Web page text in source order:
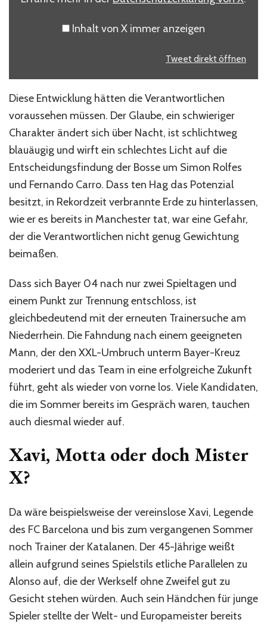
Inhalt von X immer anzeigen
Tweet direkt öffnen
Diese Entwicklung hätten die Verantwortlichen
voraussehen müssen. Der Glaube, ein schwieriger
Charakter ändert sich über Nacht, ist schlichtweg
blauäugig und wirft ein schlechtes Licht auf die
Entscheidungsfindung der Bosse um Simon Rolfes
und Fernando Carro. Dass ten Hag das Potenzial
besitzt, in Rekordzeit verbrannte Erde zu hinterlassen,
wie er es bereits in Manchester tat, war eine Gefahr,
der die Verantwortlichen nicht genug Gewichtung
beimaßen.
Dass sich Bayer 04 nach nur zwei Spieltagen und
einem Punkt zur Trennung entschloss, ist
gleichbedeutend mit der erneuten Trainersuche am
Niederrhein. Die Fahndung nach einem geeigneten
Mann, der den XXL-Umbruch unterm Bayer-Kreuz
moderiert und das Team in eine erfolgreiche Zukunft
führt, geht als wieder von vorne los. Viele Kandidaten,
die im Sommer bereits im Gespräch waren, tauchen
auch diesmal wieder auf.
Xavi, Motta oder doch Mister
X?
Da wäre beispielsweise der vereinslose Xavi, Legende
des FC Barcelona und bis zum vergangenen Sommer
noch Trainer der Katalanen. Der 45-Jährige weißt
allein aufgrund seines Spielstils etliche Parallelen zu
Alonso auf, die der Werkself ohne Zweifel gut zu
Gesicht stehen würden. Auch sein Händchen für junge
Spieler stellte der Welt- und Europameister bereits